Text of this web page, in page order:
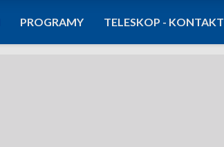
PROGRAMY TELESKOP - KONTAKT